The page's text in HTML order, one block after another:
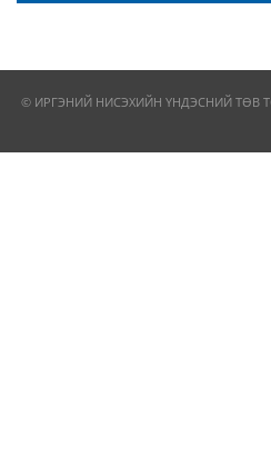
© ИРГЭНИЙ НИСЭХИЙН ҮНДЭСНИЙ ТӨВ